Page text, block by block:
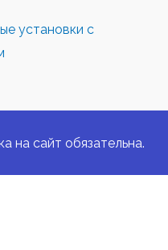
установки с
на сайт обязательна.